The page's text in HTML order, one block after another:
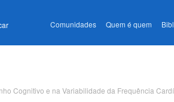
Comunidades Quem é quem
Cognitivo e na Variabilidade da Frequência